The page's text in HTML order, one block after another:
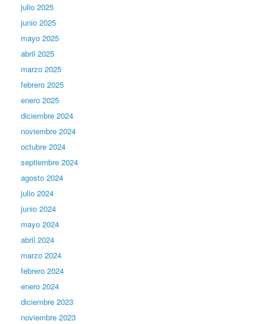
julio 2025
junio 2025
mayo 2025
abril 2025
marzo 2025
febrero 2025
enero 2025
diciembre 2024
noviembre 2024
octubre 2024
septiembre 2024
agosto 2024
julio 2024
junio 2024
mayo 2024
abril 2024
marzo 2024
febrero 2024
enero 2024
diciembre 2023
noviembre 2023